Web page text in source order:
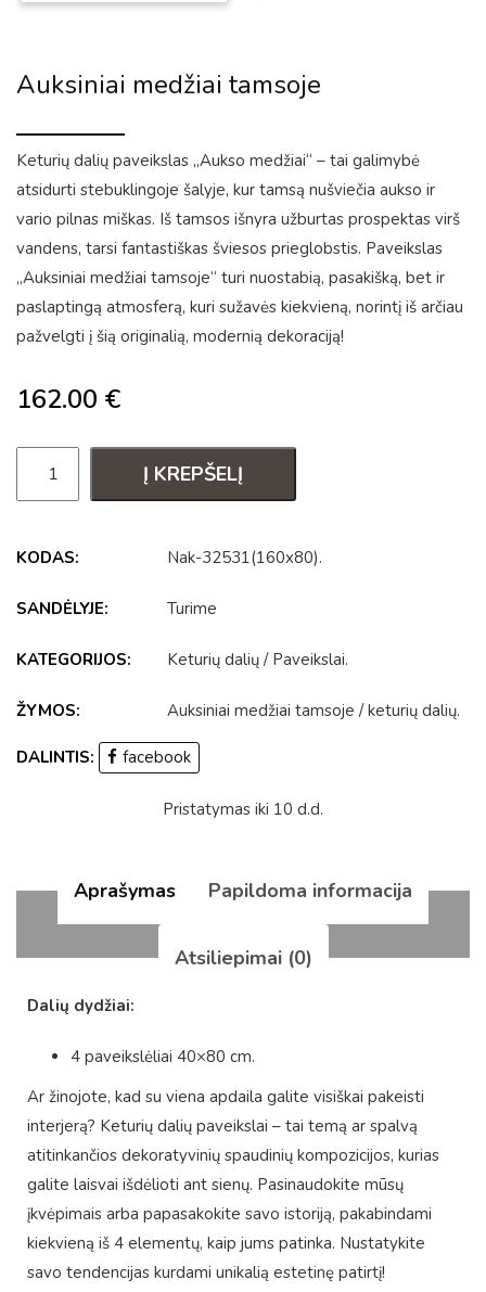
Auksiniai medžiai tamsoje
Keturių dalių paveikslas „Aukso medžiai“ – tai galimybė
atsidurti stebuklingoje šalyje, kur tamsą nušviečia aukso ir
vario pilnas miškas. Iš tamsos išnyra užburtas prospektas virš
vandens, tarsi fantastiškas šviesos prieglobstis. Paveikslas
„Auksiniai medžiai tamsoje“ turi nuostabią, pasakišką, bet ir
paslaptingą atmosferą, kuri sužavės kiekvieną, norintį iš arčiau
pažvelgti į šią originalią, modernią dekoraciją!
162.00 €
Į KREPŠELĮ
KODAS: Nak-32531(160x80).
SANDĖLYJE: Turime
KATEGORIJOS: Keturių dalių / Paveikslai.
ŽYMOS: Auksiniai medžiai tamsoje /keturių dalių.
DALINTIS: facebook
Pristatymas iki 10 d.d.
Aprašymas Papildoma informacija
Atsiliepimai (0)
Dalių dydžiai:
4 paveikslėliai 40×80 cm.
Ar žinojote, kad su viena apdaila galite visiškai pakeisti
interjerą? Keturių dalių paveikslai – tai temą ar spalvą
atitinkančios dekoratyvinių spaudinių kompozicijos, kurias
galite laisvai išdėlioti ant sienų. Pasinaudokite mūsų
įkvėpimais arba papasakokite savo istoriją, pakabindami
kiekvieną iš 4 elementų, kaip jums patinka. Nustatykite
savo tendencijas kurdami unikalią estetinę patirtį!